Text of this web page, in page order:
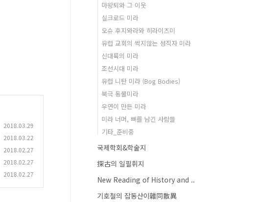
2018.03.29
2018.03.22
2018.02.27
2018.02.27
2018.02.27
마왕퇴와 그 이웃
실크로드 미라
오슈 후지와라와 히라이즈미
유럽 교회의 썩지않는 성직자 미라
신대륙의 미라
조선시대 미라
유럽 니탄 미라 (Bog Bodies)
북극 동물미라
우연이 만든 미라
미라 너머, 뼈를 남긴 사람들
기타_준비중
국제학회&학술지
探古의 일필휘지
New Reading of History and ..
기호철의 잡동산이雜同散異